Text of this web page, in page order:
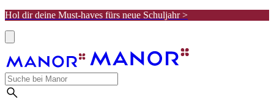
Hol dir deine Must-haves fürs neue Schuljahr >